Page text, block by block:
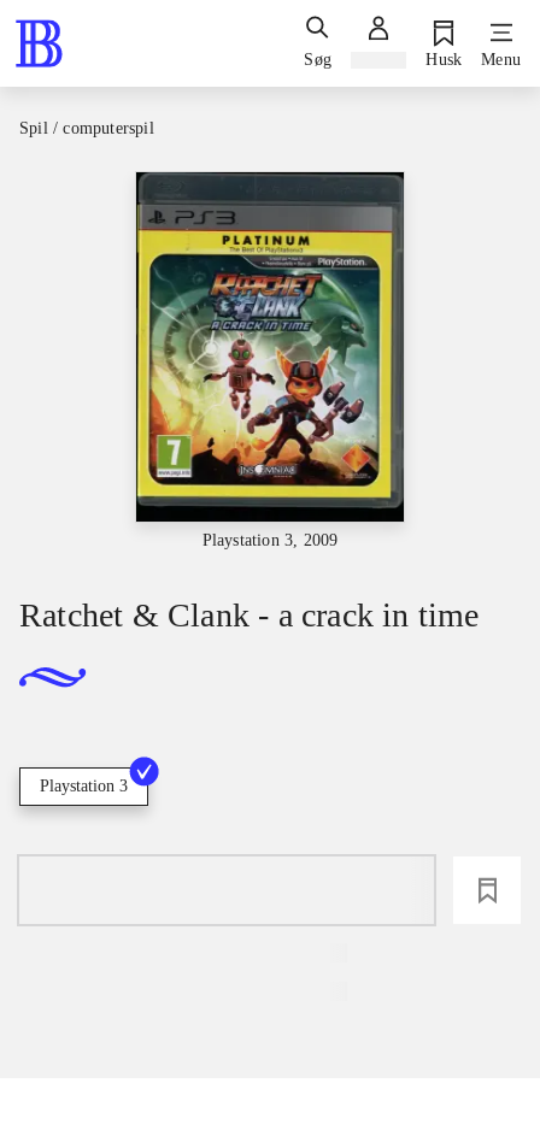
Søg Husk Menu
Spil / computerspil
Playstation 3, 2009
Ratchet & Clank - a crack in time
Playstation 3